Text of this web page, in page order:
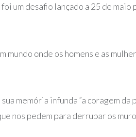
um desafio lançado a 25 de
onde os homens e as
memória infunda “a coragem
nos pedem para derrubar os